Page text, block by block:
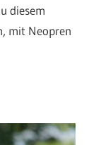
diesem
mit Neopren